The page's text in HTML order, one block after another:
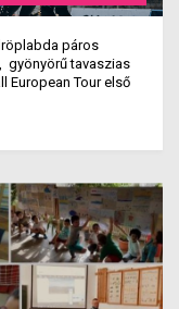
páros
gyönyörű tavaszias
European Tour első